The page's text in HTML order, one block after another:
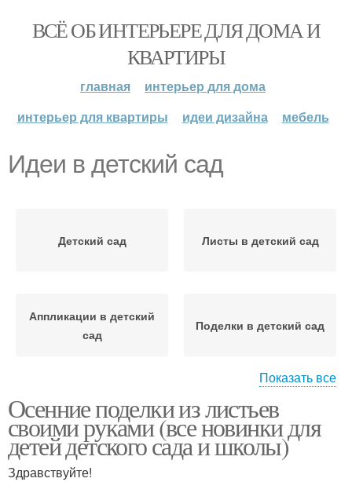
ВСЁ ОБ ИНТЕРЬЕРЕ ДЛЯ ДОМА И
КВАРТИРЫ
главная
интерьер для дома
интерьер для квартиры
идеи дизайна мебель
Идеи в детский сад
Детский сад Листы в детский сад
Аппликации в детский
сад
Поделки в детский сад
Поделка в детский сад Сад для детей
Показать все
Осенние поделки из листьев
своими руками (все новинки для
детей детского сада и школы)
Здравствуйте!